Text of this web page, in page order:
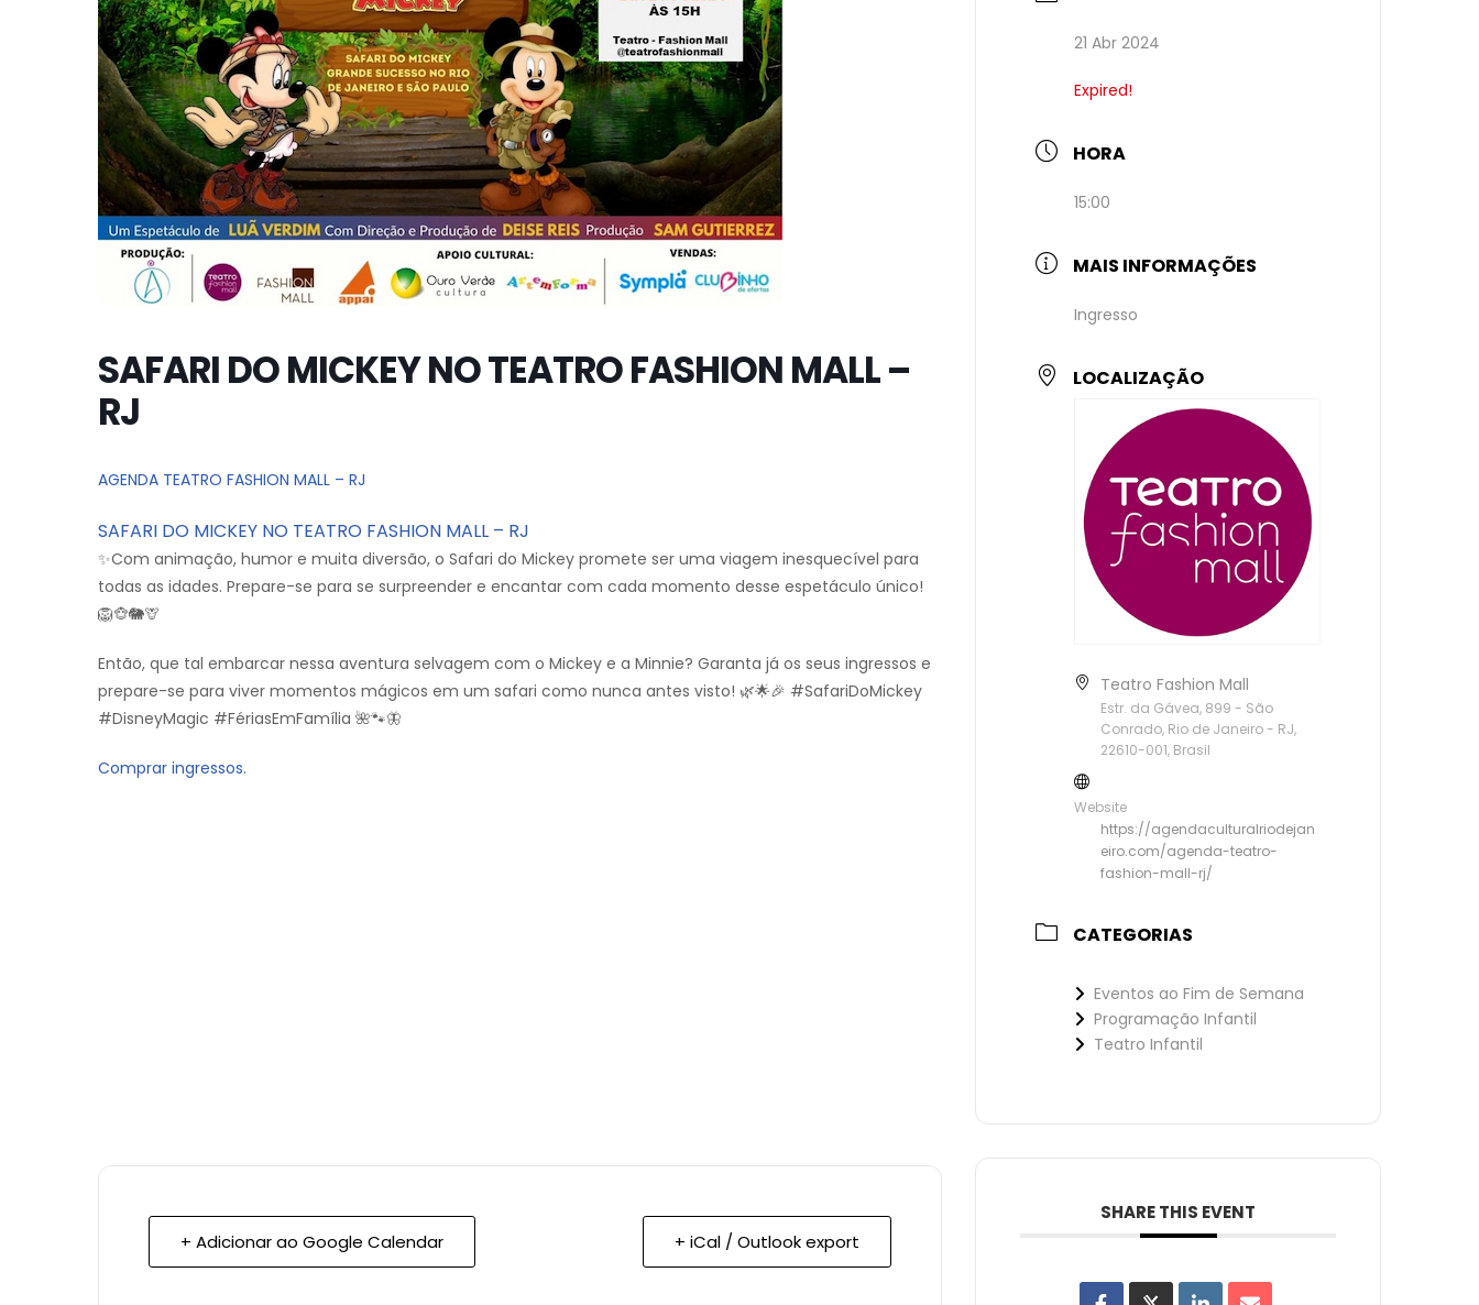
SAFARI DO MICKEY NO TEATRO FASHION MALL –
RJ
AGENDA TEATRO FASHION MALL – RJ
SAFARI DO MICKEY NO TEATRO FASHION MALL – RJ
✨Com animação, humor e muita diversão, o Safari do Mickey promete ser uma viagem inesquecível para
todas as idades. Prepare-se para se surpreender e encantar com cada momento desse espetáculo único!
🦁🐵🐘🦒
Então, que tal embarcar nessa aventura selvagem com o Mickey e a Minnie? Garanta já os seus ingressos e
prepare-se para viver momentos mágicos em um safari como nunca antes visto! 🌿🌟🎉 #SafariDoMickey
#DisneyMagic #FériasEmFamília 🌺🐾🦋
Comprar ingressos.
+ Adicionar ao Google Calendar + iCal / Outlook export
21 Abr 2024
Expired!
HORA
15:00
MAIS INFORMAÇÕES
Ingresso
LOCALIZAÇÃO
Teatro Fashion Mall
Estr. da Gávea, 899 - São
Conrado, Rio de Janeiro - RJ,
22610-001, Brasil
Website
https://agendaculturalriodejan
eiro.com/agenda-teatro-
fashion-mall-rj/
CATEGORIAS
Eventos ao Fim de Semana
Programação Infantil
Teatro Infantil
SHARE THIS EVENT